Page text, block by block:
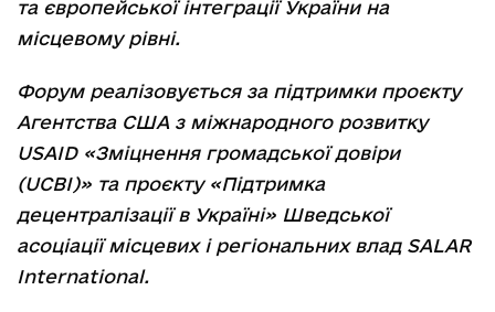
та європейської інтеграції України на
місцевому рівні.
Форум реалізовується за підтримки проєкту
Агентства США з міжнародного розвитку
USAID «Зміцнення громадської довіри
(UCBI)» та проєкту «Підтримка
децентралізації в Україні» Шведської
асоціації місцевих і регіональних влад SALAR
International.